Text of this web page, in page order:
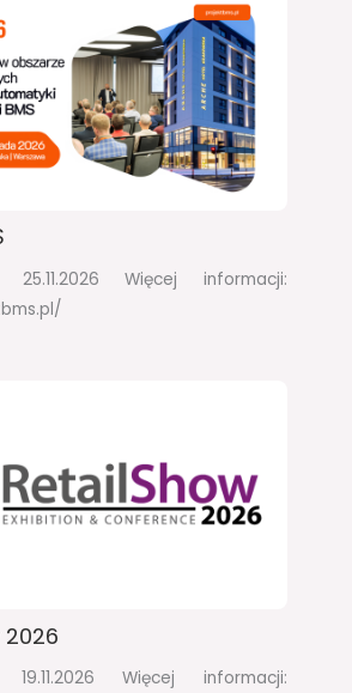
25.11.2026​ Więcej informacji:
19.11.2026​ Więcej informacji: